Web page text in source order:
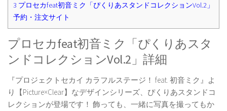
3 プロセカfeat初音ミク「ぴくりあスタンドコレクションVol.2」
予約・注文サイト
プロセカfeat初音ミク「ぴくりあスタ
ンドコレクションVol.2」詳細
『プロジェクトセカイ カラフルステージ！ feat. 初音ミク』よ
り【Picture×Clear】なデザインシリーズ、ぴくりあスタンドコ
レクションが登場です！ 飾っても、一緒に写真を撮ってもか